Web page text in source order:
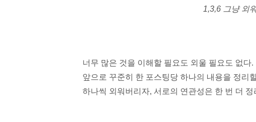
1,3,6 그냥 외
너무 많은 것을 이해할 필요도 외울 필요도 없다.
앞으로 꾸준히 한 포스팅당 하나의 내용을 정리
하나씩 외워버리자, 서로의 연관성은 한 번 더 정